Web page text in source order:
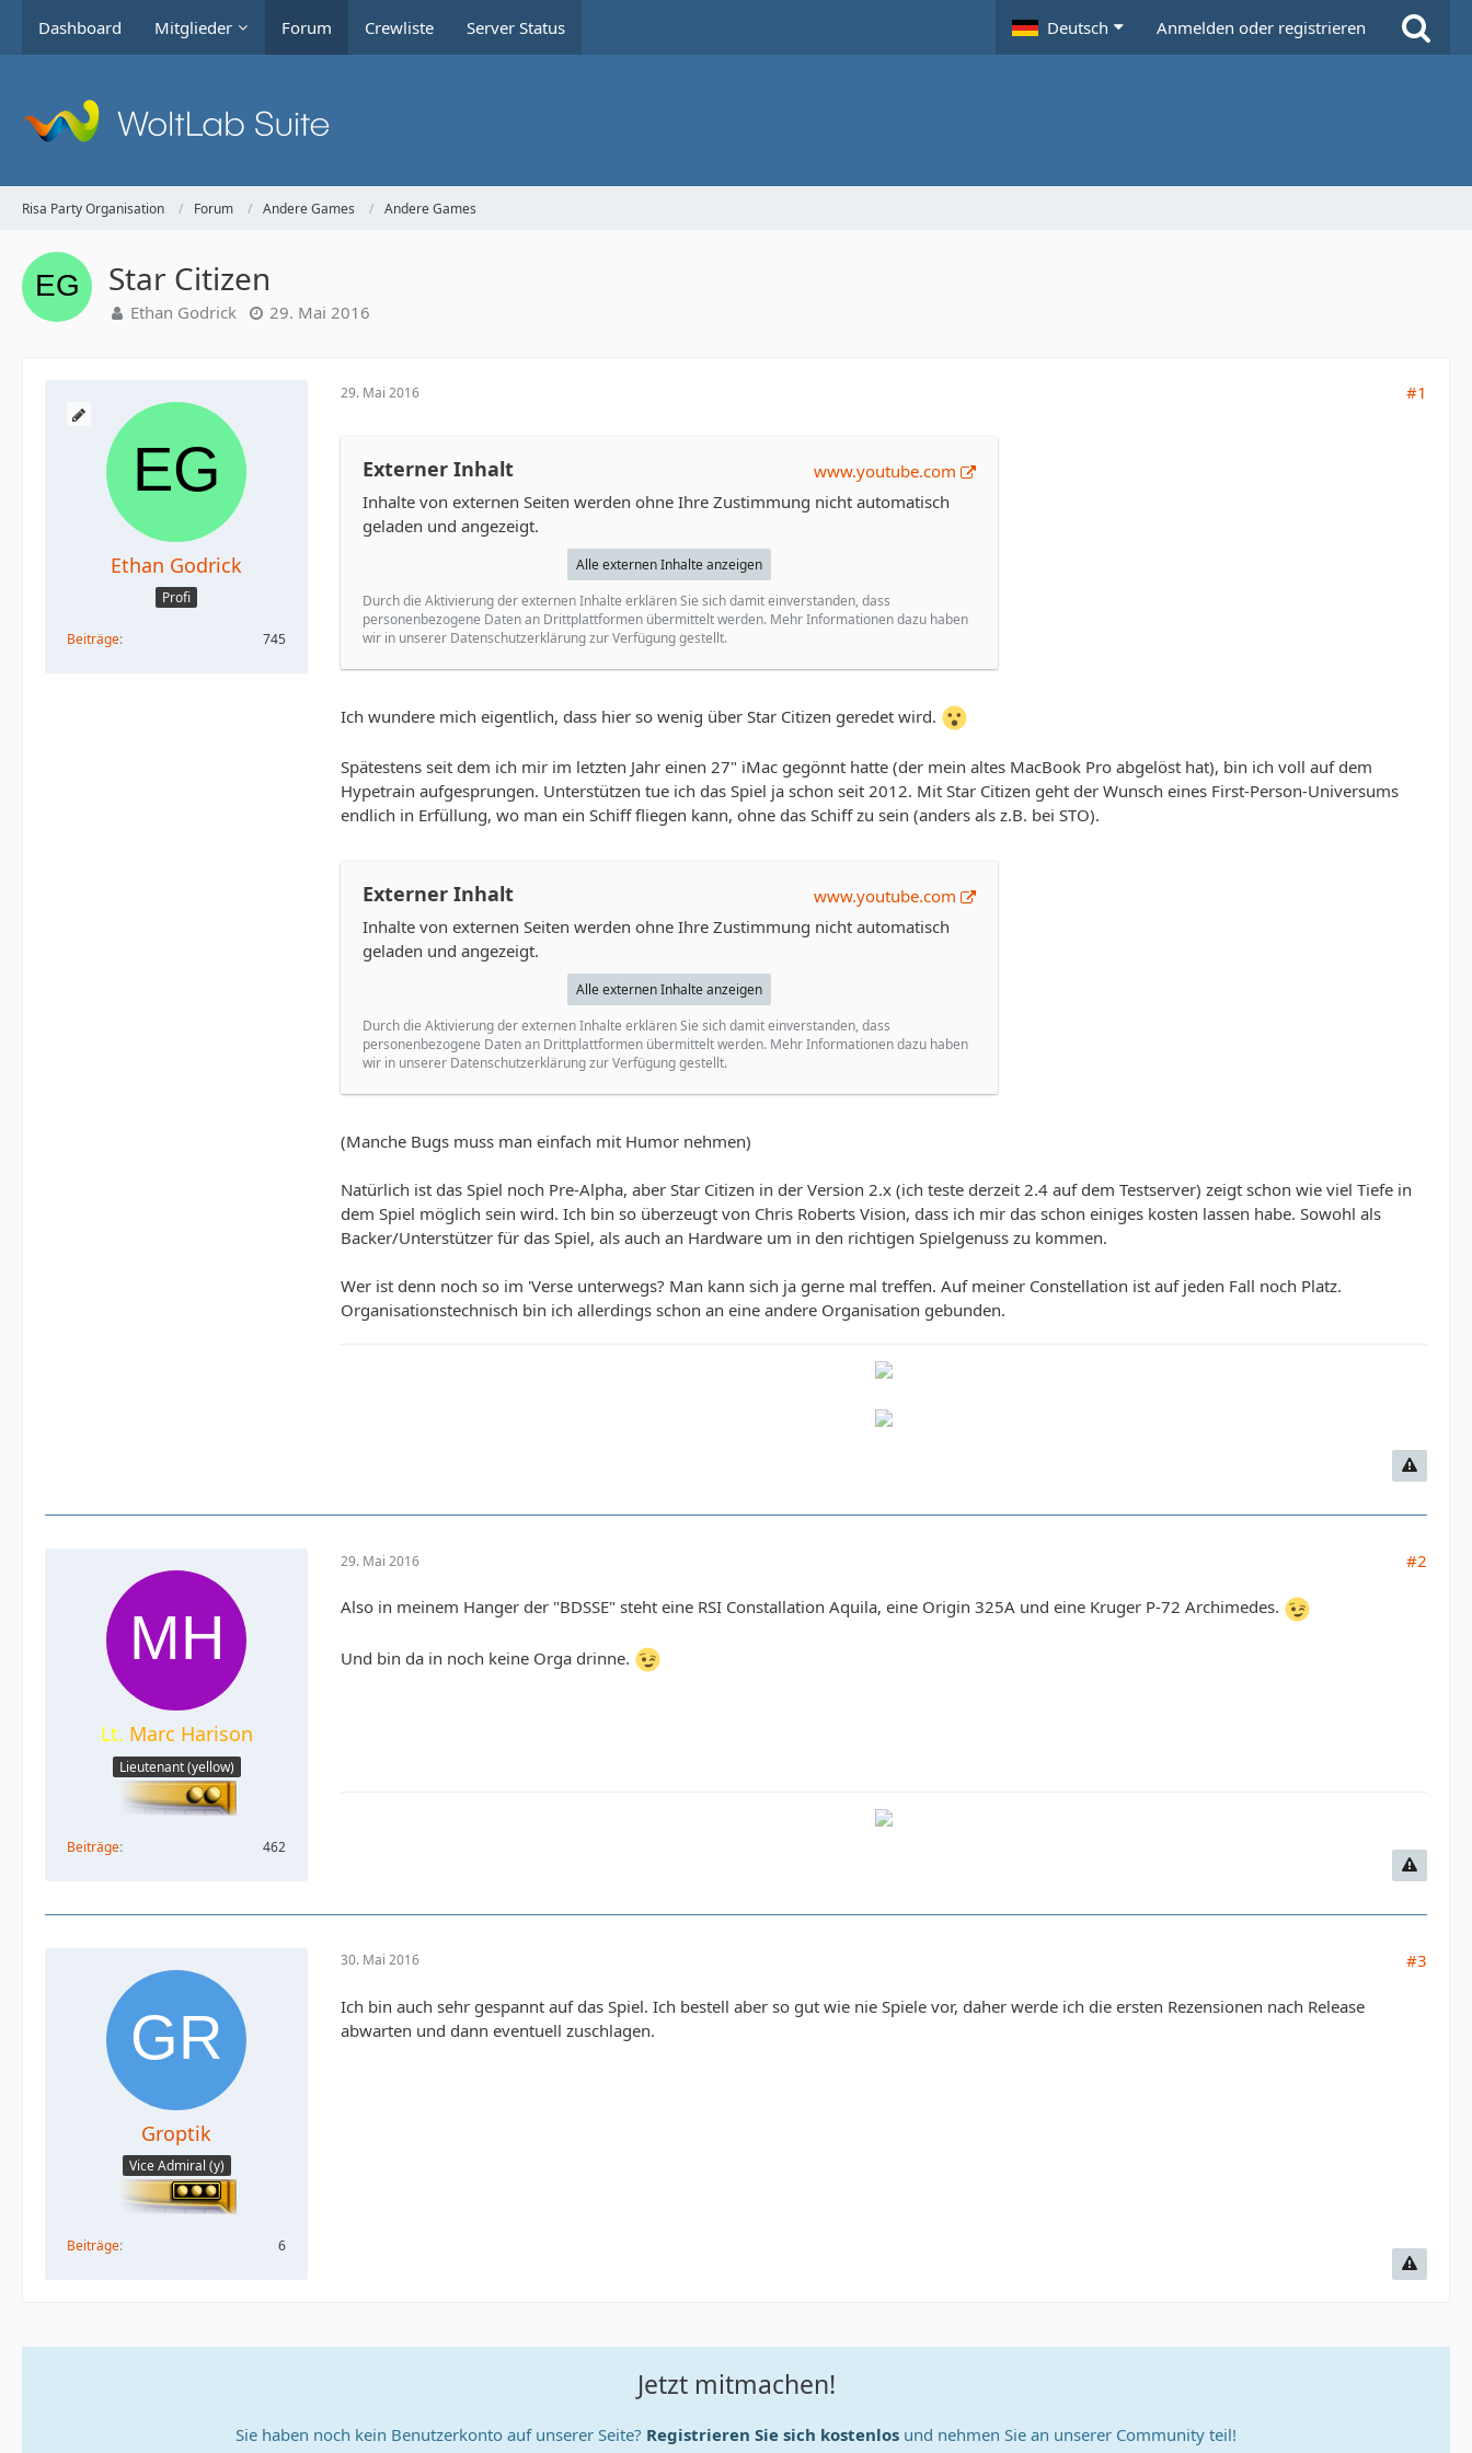
Dashboard Mitglieder Forum Crewliste Server Status Deutsch Anmelden oder registrieren
Risa Party Organisation Forum Andere Games Andere Games
Star Citizen
Ethan Godrick 29. Mai 2016
Ethan Godrick
Profi
Beiträge 745
29. Mai 2016 #1
Externer Inhalt
www.youtube.com
Inhalte von externen Seiten werden ohne Ihre Zustimmung nicht automatisch
geladen und angezeigt.
Alle externen Inhalte anzeigen
Durch die Aktivierung der externen Inhalte erklären Sie sich damit einverstanden, dass
personenbezogene Daten an Drittplattformen übermittelt werden. Mehr Informationen dazu haben
wir in unserer Datenschutzerklärung zur Verfügung gestellt.
Ich wundere mich eigentlich, dass hier so wenig über Star Citizen geredet wird.
Spätestens seit dem ich mir im letzten Jahr einen 27" iMac gegönnt hatte (der mein altes MacBook Pro abgelöst hat), bin ich voll auf dem
Hypetrain aufgesprungen. Unterstützen tue ich das Spiel ja schon seit 2012. Mit Star Citizen geht der Wunsch eines First-Person-Universums
endlich in Erfüllung, wo man ein Schiff fliegen kann, ohne das Schiff zu sein (anders als z.B. bei STO).
Externer Inhalt
www.youtube.com
Inhalte von externen Seiten werden ohne Ihre Zustimmung nicht automatisch
geladen und angezeigt.
Alle externen Inhalte anzeigen
Durch die Aktivierung der externen Inhalte erklären Sie sich damit einverstanden, dass
personenbezogene Daten an Drittplattformen übermittelt werden. Mehr Informationen dazu haben
wir in unserer Datenschutzerklärung zur Verfügung gestellt.
(Manche Bugs muss man einfach mit Humor nehmen)
Natürlich ist das Spiel noch Pre-Alpha, aber Star Citizen in der Version 2.x (ich teste derzeit 2.4 auf dem Testserver) zeigt schon wie viel Tiefe in
dem Spiel möglich sein wird. Ich bin so überzeugt von Chris Roberts Vision, dass ich mir das schon einiges kosten lassen habe. Sowohl als
Backer/Unterstützer für das Spiel, als auch an Hardware um in den richtigen Spielgenuss zu kommen.
Wer ist denn noch so im 'Verse unterwegs? Man kann sich ja gerne mal treffen. Auf meiner Constellation ist auf jeden Fall noch Platz.
Organisationstechnisch bin ich allerdings schon an eine andere Organisation gebunden.
Lt. Marc Harison
Lieutenant (yellow)
Beiträge 462
29. Mai 2016 #2
Also in meinem Hanger der "BDSSE" steht eine RSI Constallation Aquila, eine Origin 325A und eine Kruger P-72 Archimedes.
Und bin da in noch keine Orga drinne.
Groptik
Vice Admiral (y)
Beiträge 6
30. Mai 2016 #3
Ich bin auch sehr gespannt auf das Spiel. Ich bestell aber so gut wie nie Spiele vor, daher werde ich die ersten Rezensionen nach Release
abwarten und dann eventuell zuschlagen.
Jetzt mitmachen!
Sie haben noch kein Benutzerkonto auf unserer Seite? Registrieren Sie sich kostenlos und nehmen Sie an unserer Community teil!